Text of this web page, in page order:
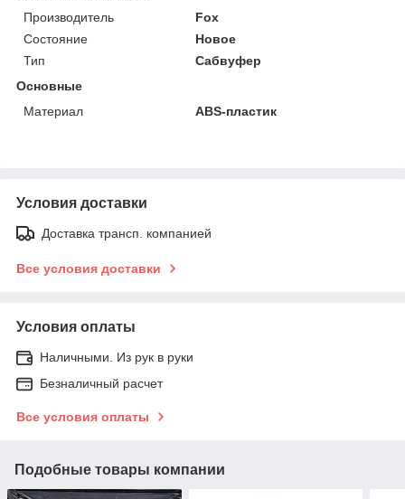
Производитель
Fox
Состояние
Новое
Тип
Сабвуфер
Основные
Материал
ABS-пластик
Условия доставки
Доставка трансп. компанией
Все условия доставки
Условия оплаты
Наличными. Из рук в руки
Безналичный расчет
Все условия оплаты
Подобные товары компании